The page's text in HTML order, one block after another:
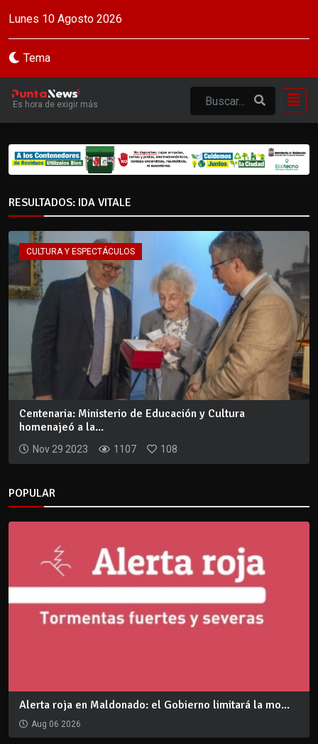
Lunes 10 Agosto 2026
Tema
Es hora de exigir más
RESULTADOS: IDA VITALE
CULTURA Y ESPECTÁCULOS
Centenaria: Ministerio de Educación y Cultura
homenajeó a la...
Nov 29 2023 1107 108
POPULAR
Alerta roja en Maldonado: el Gobierno limitará la mo...
Aug 06 2026